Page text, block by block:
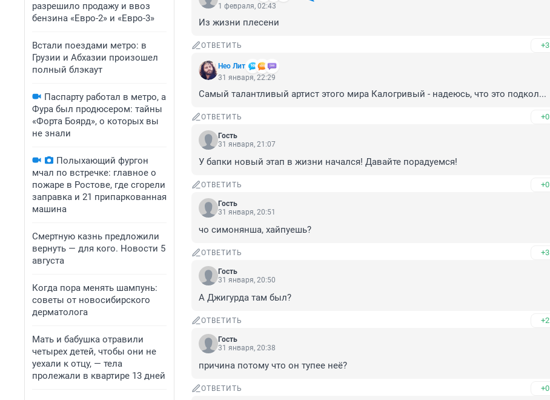
разрешило продажу и ввоз
бензина «Евро-2» и «Евро-3»
Встали поездами метро: в
Грузии и Абхазии произошел
полный блэкаут
Паспарту работал в метро, а
Фура был продюсером: тайны
«Форта Боярд», о которых вы
не знали
Полыхающий фургон
мчал по встречке: главное о
пожаре в Ростове, где сгорели
заправка и 21 припаркованная
машина
Смертную казнь предложили
вернуть — для кого. Новости 5
августа
Когда пора менять шампунь:
советы от новосибирского
дерматолога
Мать и бабушка отравили
четырех детей, чтобы они не
уехали к отцу, — тела
пролежали в квартире 13 дней
1 февраля, 02:43
Из жизни плесени
ОТВЕТИТЬ +3
Нео Лит
31 января, 22:29
Самый талантливый артист этого мира Калогривый - надеюсь, что это подкол...
ОТВЕТИТЬ +0
Гость
31 января, 21:07
У бапки новый этап в жизни начался! Давайте порадуемся!
ОТВЕТИТЬ +0
Гость
31 января, 20:51
чо симонянша, хайпуешь?
ОТВЕТИТЬ +3
Гость
31 января, 20:50
А Джигурда там был?
ОТВЕТИТЬ +2
Гость
31 января, 20:38
причина потому что он тупее неё?
ОТВЕТИТЬ +0